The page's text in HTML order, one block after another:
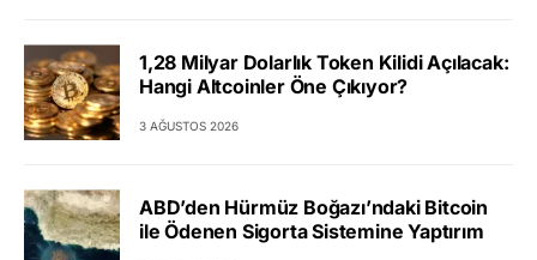
1,28 Milyar Dolarlık Token Kilidi Açılacak:
Hangi Altcoinler Öne Çıkıyor?
3 AĞUSTOS 2026
ABD’den Hürmüz Boğazı’ndaki Bitcoin
ile Ödenen Sigorta Sistemine Yaptırım